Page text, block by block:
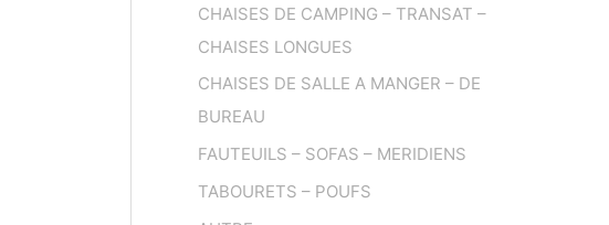
CHAISES DE CAMPING – TRANSAT –
CHAISES LONGUES
CHAISES DE SALLE A MANGER – DE
BUREAU
FAUTEUILS – SOFAS – MERIDIENS
TABOURETS – POUFS